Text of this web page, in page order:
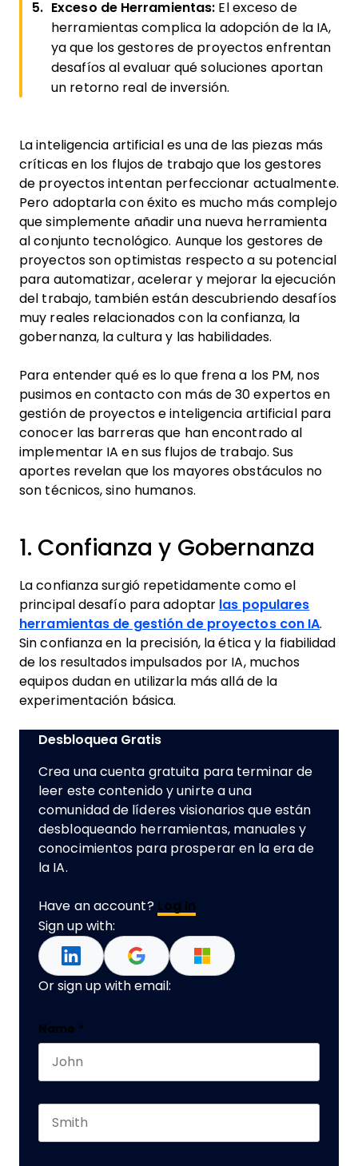
Exceso de Herramientas: El exceso de
herramientas complica la adopción de la IA,
ya que los gestores de proyectos enfrentan
desafíos al evaluar qué soluciones aportan
un retorno real de inversión.
La inteligencia artificial es una de las piezas más
críticas en los flujos de trabajo que los gestores
de proyectos intentan perfeccionar actualmente.
Pero adoptarla con éxito es mucho más complejo
que simplemente añadir una nueva herramienta
al conjunto tecnológico. Aunque los gestores de
proyectos son optimistas respecto a su potencial
para automatizar, acelerar y mejorar la ejecución
del trabajo, también están descubriendo desafíos
muy reales relacionados con la confianza, la
gobernanza, la cultura y las habilidades.
Para entender qué es lo que frena a los PM, nos
pusimos en contacto con más de 30 expertos en
gestión de proyectos e inteligencia artificial para
conocer las barreras que han encontrado al
implementar IA en sus flujos de trabajo. Sus
aportes revelan que los mayores obstáculos no
son técnicos, sino humanos.
1. Confianza y Gobernanza
La confianza surgió repetidamente como el
principal desafío para adoptar las populares
herramientas de gestión de proyectos con IA.
Sin confianza en la precisión, la ética y la fiabilidad
de los resultados impulsados por IA, muchos
equipos dudan en utilizarla más allá de la
experimentación básica.
Desbloquea Gratis
Crea una cuenta gratuita para terminar de
leer este contenido y unirte a una
comunidad de líderes visionarios que están
desbloqueando herramientas, manuales y
conocimientos para prosperar en la era de
la IA.
Have an account? Log In
Sign up with:
Or sign up with email:
Phone
Name *